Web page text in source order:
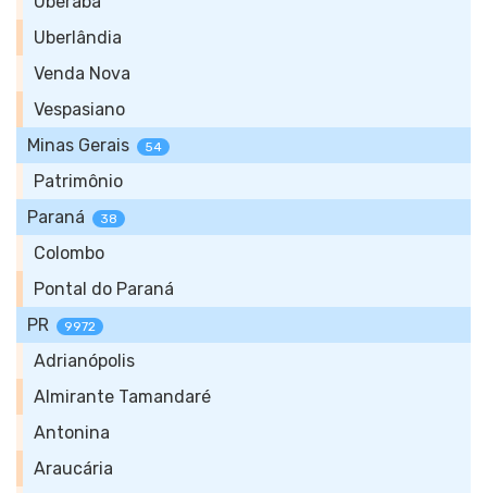
Uberlândia
Venda Nova
Vespasiano
Minas Gerais
54
Patrimônio
Paraná
38
Colombo
Pontal do Paraná
PR
9972
Adrianópolis
Almirante Tamandaré
Antonina
Araucária